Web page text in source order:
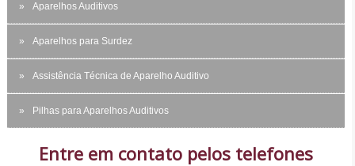
Aparelhos Auditivos
Aparelhos para Surdez
Assistência Técnica de Aparelho Auditivo
Pilhas para Aparelhos Auditivos
Entre em contato pelos telefones